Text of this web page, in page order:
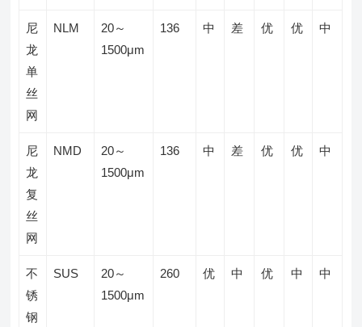
尼
龙
单
丝
网
NLM
20～
1500μm
136 中 差 优 优 中
尼
龙
复
丝
网
NMD
20～
1500μm
136 中 差 优 优 中
不
锈
钢
SUS
20～
1500μm
260 优 中 优 中 中